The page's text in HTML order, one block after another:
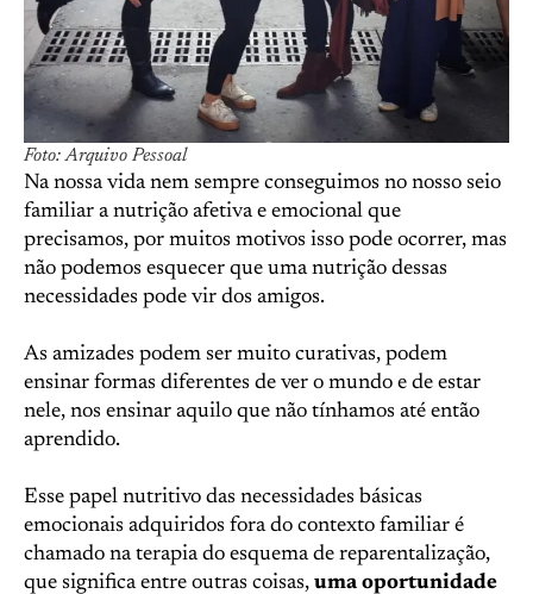
Foto: Arquivo Pessoal
Na nossa vida nem sempre conseguimos no nosso seio
familiar a nutrição afetiva e emocional que
precisamos, por muitos motivos isso pode ocorrer, mas
não podemos esquecer que uma nutrição dessas
necessidades pode vir dos amigos.
As amizades podem ser muito curativas, podem
ensinar formas diferentes de ver o mundo e de estar
nele, nos ensinar aquilo que não tínhamos até então
aprendido.
Esse papel nutritivo das necessidades básicas
emocionais adquiridos fora do contexto familiar é
chamado na terapia do esquema de reparentalização,
que significa entre outras coisas, uma oportunidade